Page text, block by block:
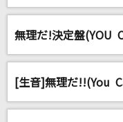
無理だ!決定盤(YOU
[生音]無理だ!!(You